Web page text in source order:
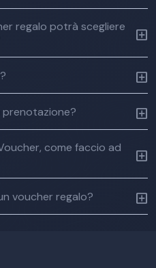
regalo potrà scegliere
prenotazione?
come faccio ad
voucher regalo?